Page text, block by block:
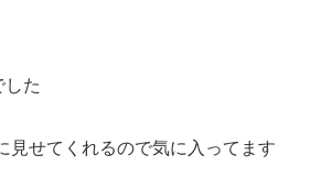
した
見せてくれるので気に入ってます